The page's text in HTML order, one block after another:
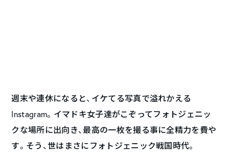
週末や連休になると、イケてる写真で溢れかえる
Instagram。イマドキ女子達がこぞってフォトジェニッ
クな場所に出向き、最高の一枚を撮る事に全精力を費や
す。そう、世はまさにフォトジェニック戦国時代。